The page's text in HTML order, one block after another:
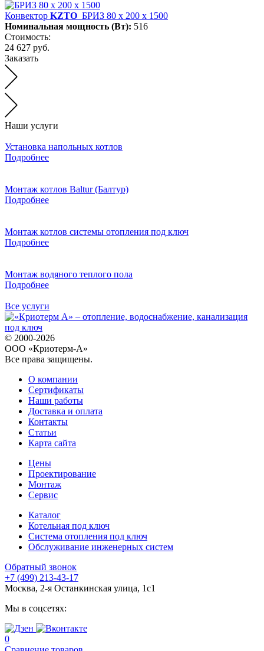
Конвектор KZTO БРИЗ 80 х 200 х 1500
Номинальная мощность (Вт): 516
Стоимость:
24 627 руб.
Заказать
Наши услуги
Установка напольных котлов
Подробнее
Монтаж котлов Baltur (Балтур)
Подробнее
Монтаж котлов системы отопления под ключ
Подробнее
Монтаж водяного теплого пола
Подробнее
Все услуги
© 2000-2026
ООО «Криотерм-А»
Все права защищены.
О компании
Сертификаты
Наши работы
Доставка и оплата
Контакты
Статьи
Карта сайта
Цены
Проектирование
Монтаж
Сервис
Каталог
Котельная под ключ
Система отопления под ключ
Обслуживание инженерных систем
Обратный звонок
+7 (499) 213-43-17
Москва, 2-я Останкинская улица, 1с1
Мы в соцсетях:
0